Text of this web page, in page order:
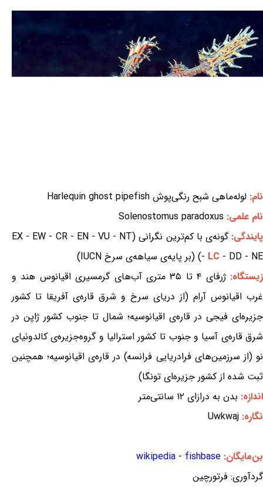
نام: لوله‌ماهی شبح رنگی‌پوش Harlequin ghost pipefish
نام علمی: Solenostomus paradoxus
پایندگی:
گونه‌ی با کم‌ترین نگرانی (EX - EW - CR - EN - VU - NT
- LC - DD - NE) (بر پایه‌ی سیاهه‌ی سرخ IUCN)
زیستگاه:
ژرفای ۴ تا ۳۵ متری آب‌های گرمسیری اقیانوس هند و
غرب اقیانوس آرام (از دریای سرخ و شرق قاره‌ی آفریقا تا کشور
جزیره‌ای فیجی در قاره‌ی اقیانوسیه؛ شمال تا جنوب کشور ژاپن در
شرق قاره‌ی آسیا و جنوب تا کشور استرالیا و گروه‌جزیره‌ی کالدونیای
نو (از سرزمین‌های فرادریایی فرانسه) در قاره‌ی اقیانوسیه؛ همچنین
ثبت شده از کشور جزیره‌ای تونگا)
اندازه: بدن به درازای ۱۲ سانتی‌متر
نگاره: Uwkwaj
بن‌مایگان: wikipedia - fishbase
گردآوری: فرتورچین